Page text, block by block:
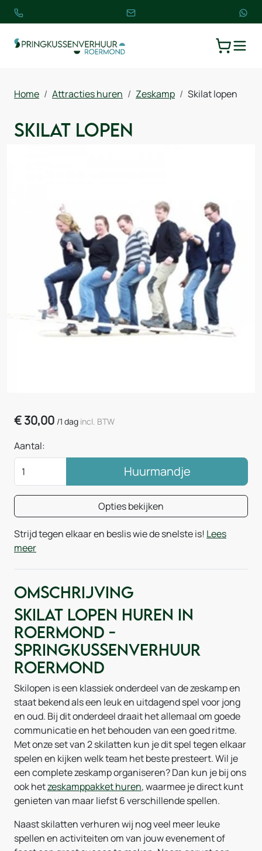
Home Attracties huren Zeskamp Skilat lopen
Skilat lopen
€30,00 /1 dag incl. BTW
Aantal:
Huurmandje
Opties bekijken
Strijd tegen elkaar en beslis wie de snelste is! Lees
meer
Omschrijving
Skilat lopen huren in
Roermond -
Springkussenverhuur
Roermond
Skilopen is een klassiek onderdeel van de zeskamp en
staat bekend als een leuk en uitdagend spel voor jong
en oud. Bij dit onderdeel draait het allemaal om goede
communicatie en het behouden van een goed ritme.
Met onze set van 2 skilatten kun je dit spel tegen elkaar
spelen en kijken welk team het beste presteert. Wil je
een complete zeskamp organiseren? Dan kun je bij ons
ook hetzeskamppakket huren, waarmee je direct kunt
genieten van maar liefst 6 verschillende spellen.
Naast skilatten verhuren wij nog veel meer leuke
spellen en activiteiten om van jouw evenement of